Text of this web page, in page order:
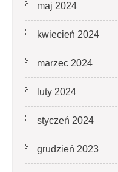
maj 2024
kwiecień 2024
marzec 2024
luty 2024
styczeń 2024
grudzień 2023